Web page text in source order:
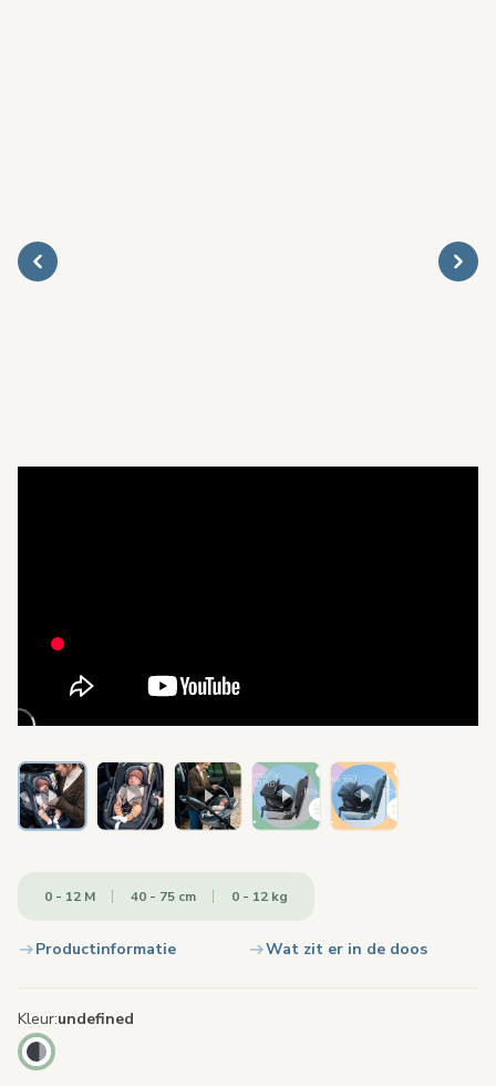
0 - 12 M 40 - 75 cm 0 - 12 kg
Productinformatie Wat zit er in de doos
Kleur undefined